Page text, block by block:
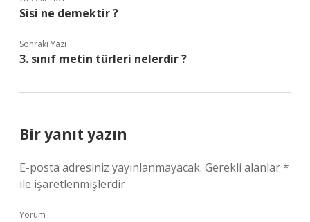
Sisi ne demektir ?
Sonraki Yazı
3. sınıf metin türleri nelerdir ?
Bir yanıt yazın
E-posta adresiniz yayınlanmayacak. Gerekli alanlar*
ile işaretlenmişlerdir
Yorum